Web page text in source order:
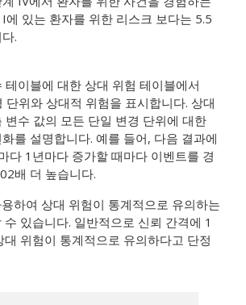
에 있는 환자를 위한 리스크 보다는 5.5
.
테이블에 대한 상대 위험 테이블에서
단위와 상대적 위험을 표시합니다. 상대
변수 값의 모든 단일 변경 단위에 대한
를 설명합니다. 예를 들어, 다음 결과에
다 1년마다 증가할 때마다 이벤트를 경
배 더 높습니다.
하여 상대 위험이 통계적으로 유의하는
있습니다. 일반적으로 신뢰 간격에 1
대 위험이 통계적으로 유의하다고 단정